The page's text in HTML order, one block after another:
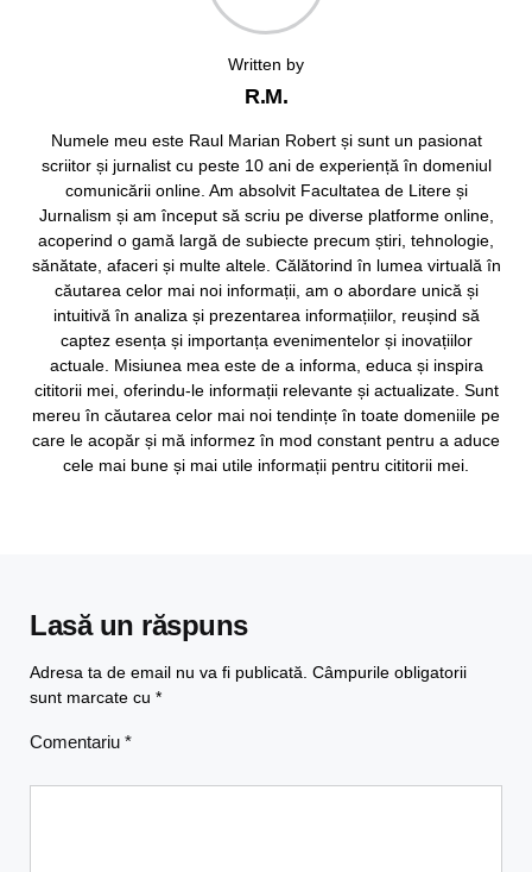
Written by
R.M.
Numele meu este Raul Marian Robert și sunt un pasionat
scriitor și jurnalist cu peste 10 ani de experiență în domeniul
comunicării online. Am absolvit Facultatea de Litere și
Jurnalism și am început să scriu pe diverse platforme online,
acoperind o gamă largă de subiecte precum știri, tehnologie,
sănătate, afaceri și multe altele. Călătorind în lumea virtuală în
căutarea celor mai noi informații, am o abordare unică și
intuitivă în analiza și prezentarea informațiilor, reușind să
captez esența și importanța evenimentelor și inovațiilor
actuale. Misiunea mea este de a informa, educa și inspira
cititorii mei, oferindu-le informații relevante și actualizate. Sunt
mereu în căutarea celor mai noi tendințe în toate domeniile pe
care le acopăr și mă informez în mod constant pentru a aduce
cele mai bune și mai utile informații pentru cititorii mei.
Lasă un răspuns
Adresa ta de email nu va fi publicată. Câmpurile obligatorii
sunt marcate cu *
Comentariu *